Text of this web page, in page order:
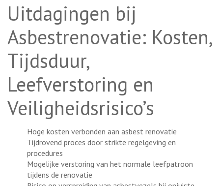
Uitdagingen bij
Asbestrenovatie: Kosten,
Tijdsduur,
Leefverstoring en
Veiligheidsrisico’s
Hoge kosten verbonden aan asbest renovatie
Tijdrovend proces door strikte regelgeving en
procedures
Mogelijke verstoring van het normale leefpatroon
tijdens de renovatie